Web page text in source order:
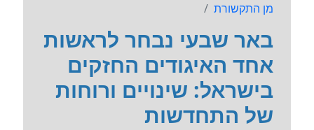
מן התקשורת
באר שבעי נבחר לראשות
אחד האיגודים החזקים
בישראל: שינויים ורוחות
של התחדשות